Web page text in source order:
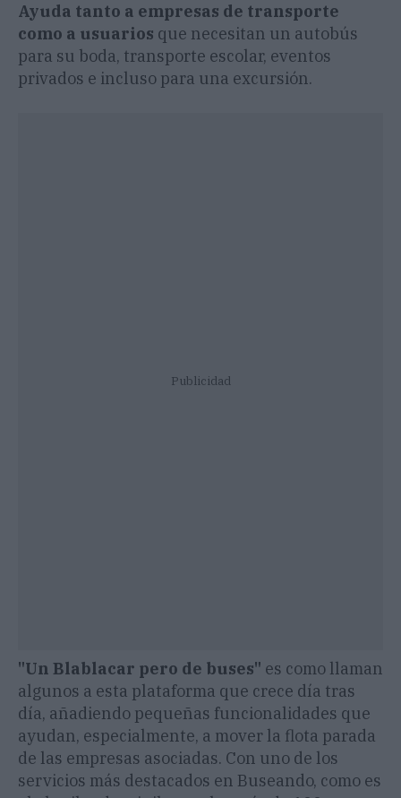
Ayuda tanto a empresas de transporte
como a usuarios que necesitan un autobús
para su boda, transporte escolar, eventos
privados e incluso para una excursión.
Publicidad
"Un Blablacar pero de buses" es como llaman
algunos a esta plataforma que crece día tras
día, añadiendo pequeñas funcionalidades que
ayudan, especialmente, a mover la flota parada
de las empresas asociadas. Con uno de los
servicios más destacados en Buseando, como es